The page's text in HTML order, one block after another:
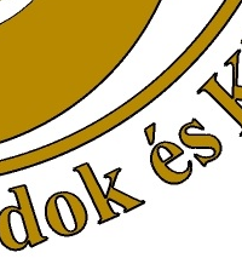
KAPCSOLAT
MÉDIA
ÉS KÉPZÉSEK
TANFOLYAMOK
ADATKEZELÉSI
KÉPZÉSI SZERZŐDÉS
MASSZÁZS KÉPZÉSEK
TANTERMI
VIDEÓK KÉPZÉSEINK